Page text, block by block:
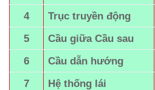
4
Trục truyền động
5
Cầu giữa Cầu sau
6
Cầu dẫn hướng
7
Hệ thống lái